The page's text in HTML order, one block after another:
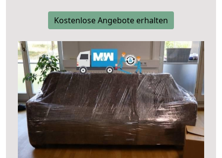
Kostenlose Angebote erhalten